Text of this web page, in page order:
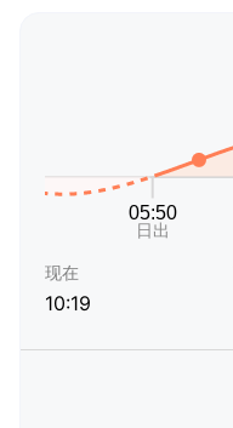
现在
10:19